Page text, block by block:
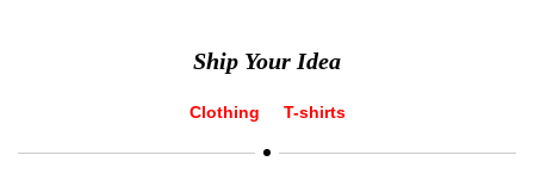
Ship Your Idea
Clothing T-shirts